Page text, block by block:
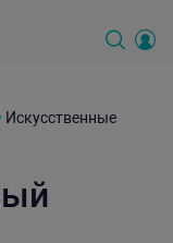
Искусственные